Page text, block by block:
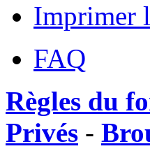
Imprimer
FAQ
Règles du
Privés -